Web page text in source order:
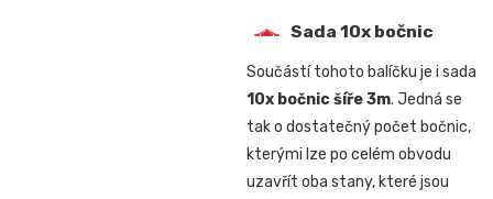
Sada 10x bočnic
Součástí tohoto balíčku je i sada
10x bočnic šíře 3m. Jedná se
tak o dostatečný počet bočnic,
kterými lze po celém obvodu
uzavřít oba stany, které jsou